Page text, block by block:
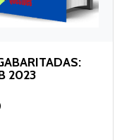
2023